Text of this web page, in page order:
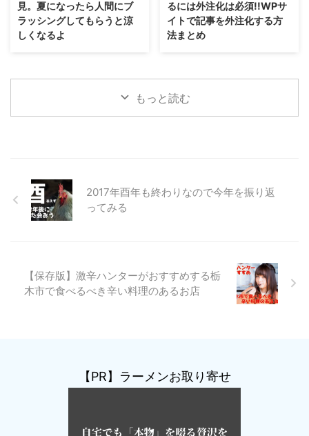
見。夏になったら人間にブ
ラッシングしてもらうと涼
しくなるよ
るには外注化は必須!!WPサ
イトで記事を外注化する方
法まとめ
もっと読む
2017年酉年も終わりなので今年を振り返
ってみる
【保存版】激辛ハンターがおすすめする栃
木市で食べるべき辛い料理のあるお店
【PR】ラーメンお取り寄せ